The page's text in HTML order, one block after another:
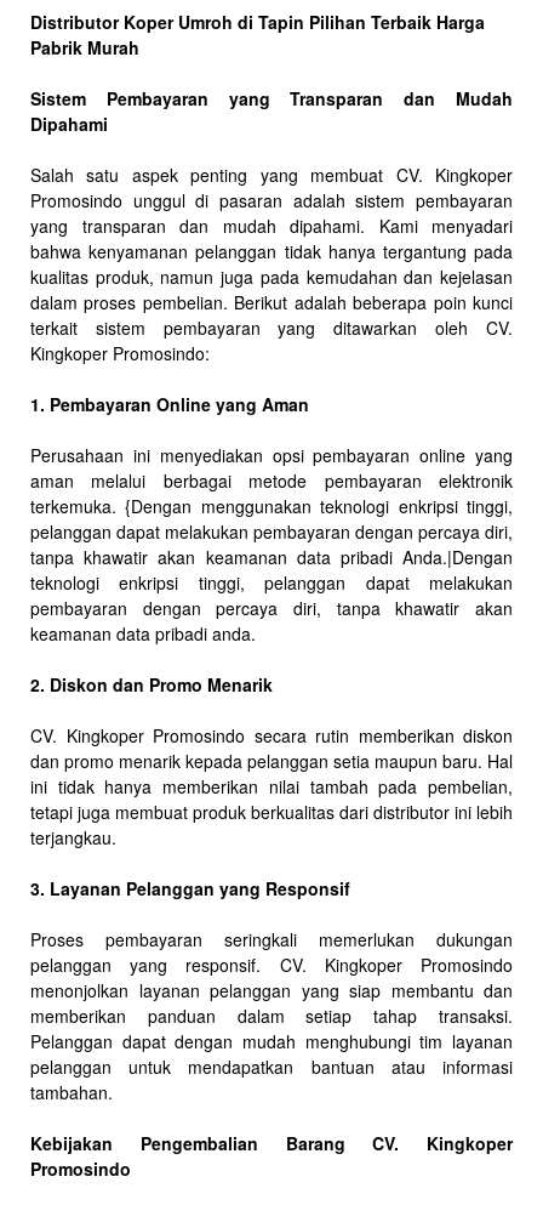
Distributor Koper Umroh di Tapin Pilihan Terbaik Harga
Pabrik Murah
Sistem Pembayaran yang Transparan dan Mudah
Dipahami
Salah satu aspek penting yang membuat CV. Kingkoper
Promosindo unggul di pasaran adalah sistem pembayaran
yang transparan dan mudah dipahami. Kami menyadari
bahwa kenyamanan pelanggan tidak hanya tergantung pada
kualitas produk, namun juga pada kemudahan dan kejelasan
dalam proses pembelian. Berikut adalah beberapa poin kunci
terkait sistem pembayaran yang ditawarkan oleh CV.
Kingkoper Promosindo:
1. Pembayaran Online yang Aman
Perusahaan ini menyediakan opsi pembayaran online yang
aman melalui berbagai metode pembayaran elektronik
terkemuka. {Dengan menggunakan teknologi enkripsi tinggi,
pelanggan dapat melakukan pembayaran dengan percaya diri,
tanpa khawatir akan keamanan data pribadi Anda.|Dengan
teknologi enkripsi tinggi, pelanggan dapat melakukan
pembayaran dengan percaya diri, tanpa khawatir akan
keamanan data pribadi anda.
2. Diskon dan Promo Menarik
CV. Kingkoper Promosindo secara rutin memberikan diskon
dan promo menarik kepada pelanggan setia maupun baru. Hal
ini tidak hanya memberikan nilai tambah pada pembelian,
tetapi juga membuat produk berkualitas dari distributor ini lebih
terjangkau.
3. Layanan Pelanggan yang Responsif
Proses pembayaran seringkali memerlukan dukungan
pelanggan yang responsif. CV. Kingkoper Promosindo
menonjolkan layanan pelanggan yang siap membantu dan
memberikan panduan dalam setiap tahap transaksi.
Pelanggan dapat dengan mudah menghubungi tim layanan
pelanggan untuk mendapatkan bantuan atau informasi
tambahan.
Kebijakan Pengembalian Barang CV. Kingkoper
Promosindo